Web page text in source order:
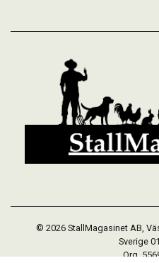
© 2026 StallMagasinet AB,
Sverige
Org.